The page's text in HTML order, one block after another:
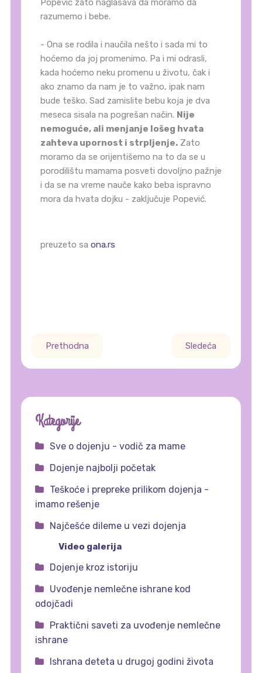
Popević zato naglašava da moramo da
razumemo i bebe.
- Ona se rodila i naučila nešto i sada mi to
hoćemo da joj promenimo. Pa i mi odrasli,
kada hoćemo neku promenu u životu, čak i
ako znamo da nam je to važno, ipak nam
bude teško. Sad zamislite bebu koja je dva
meseca sisala na pogrešan način. Nije
nemoguće, ali menjanje lošeg hvata
zahteva upornost i strpljenje. Zato
moramo da se orijentišemo na to da se u
porodilištu mamama posveti dovoljno pažnje
i da se na vreme nauče kako beba ispravno
mora da hvata dojku - zaključuje Popević.
preuzeto sa ona.rs
Prethodna Sledeća
Kategorije
Sve o dojenju - vodič za mame
Dojenje najbolji početak
Teškoće i prepreke prilikom dojenja -
imamo rešenje
Najčešće dileme u vezi dojenja
Video galerija
Dojenje kroz istoriju
Uvođenje nemlečne ishrane kod
odojčadi
Praktični saveti za uvođenje nemlečne
ishrane
Ishrana deteta u drugoj godini života